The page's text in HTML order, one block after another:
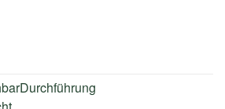
Durchführung